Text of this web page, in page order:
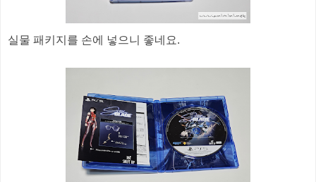
실물 패키지를 손에 넣으니 좋네요.